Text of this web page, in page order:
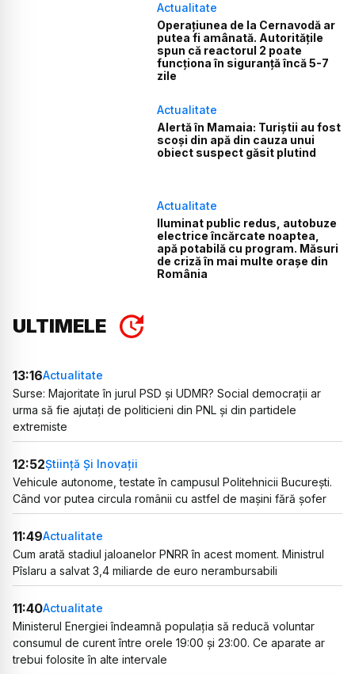
Actualitate
Operațiunea de la Cernavodă ar
putea fi amânată. Autoritățile
spun că reactorul 2 poate
funcționa în siguranță încă 5-7
zile
Actualitate
Alertă în Mamaia: Turiștii au fost
scoși din apă din cauza unui
obiect suspect găsit plutind
Actualitate
Iluminat public redus, autobuze
electrice încărcate noaptea,
apă potabilă cu program. Măsuri
de criză în mai multe orașe din
România
ULTIMELE
13:16Actualitate
Surse: Majoritate în jurul PSD și UDMR? Social democrații ar
urma să fie ajutați de politicieni din PNL și din partidele
extremiste
12:52Știință Și Inovații
Vehicule autonome, testate în campusul Politehnicii București.
Când vor putea circula românii cu astfel de mașini fără șofer
11:49Actualitate
Cum arată stadiul jaloanelor PNRR în acest moment. Ministrul
Pîslaru a salvat 3,4 miliarde de euro nerambursabili
11:40Actualitate
Ministerul Energiei îndeamnă populația să reducă voluntar
consumul de curent între orele 19:00 și 23:00. Ce aparate ar
trebui folosite în alte intervale